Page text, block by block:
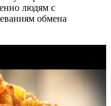
людям с
обмена